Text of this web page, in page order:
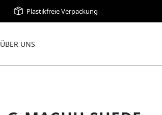
Plastikfreie Verpackung
ÜBER UNS